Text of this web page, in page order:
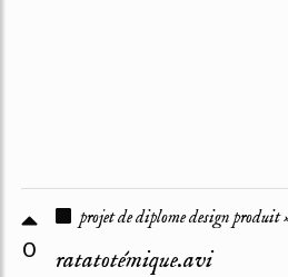
0
projet de diplome design produit
ratatotémique.avi